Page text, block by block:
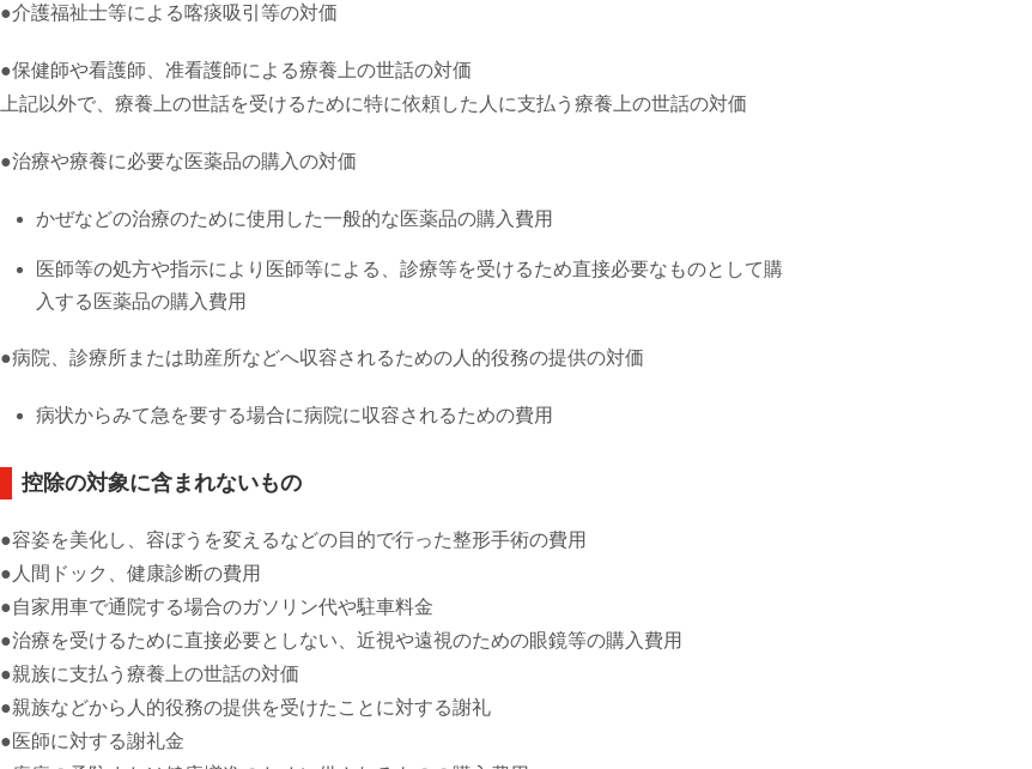
●介護福祉士等による喀痰吸引等の対価
●保健師や看護師、准看護師による療養上の世話の対価
上記以外で、療養上の世話を受けるために特に依頼した人に支払う療養上の世話の対価
●治療や療養に必要な医薬品の購入の対価
かぜなどの治療のために使用した一般的な医薬品の購入費用
医師等の処方や指示により医師等による、診療等を受けるため直接必要なものとして購
入する医薬品の購入費用
●病院、診療所または助産所などへ収容されるための人的役務の提供の対価
病状からみて急を要する場合に病院に収容されるための費用
控除の対象に含まれないもの
●容姿を美化し、容ぼうを変えるなどの目的で行った整形手術の費用
●人間ドック、健康診断の費用
●自家用車で通院する場合のガソリン代や駐車料金
●治療を受けるために直接必要としない、近視や遠視のための眼鏡等の購入費用
●親族に支払う療養上の世話の対価
●親族などから人的役務の提供を受けたことに対する謝礼
●医師に対する謝礼金